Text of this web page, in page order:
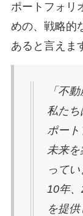
ポートフォリ
めの、戦略的
あると言えま
「不
私た
ポー
未来を
って
10年
を提